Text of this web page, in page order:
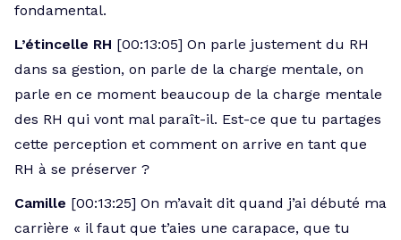
fondamental.
L’étincelle RH [00:13:05] On parle justement du RH
dans sa gestion, on parle de la charge mentale, on
parle en ce moment beaucoup de la charge mentale
des RH qui vont mal paraît-il. Est-ce que tu partages
cette perception et comment on arrive en tant que
RH à se préserver ?
Camille [00:13:25] On m’avait dit quand j’ai débuté ma
carrière « il faut que t’aies une carapace, que tu